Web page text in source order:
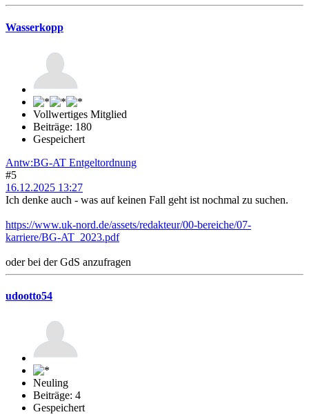
Wasserkopp
Vollwertiges Mitglied
Beiträge: 180
Gespeichert
Antw:BG-AT Entgeltordnung
#5
16.12.2025 13:27
Ich denke auch - was auf keinen Fall geht ist nochmal zu suchen.
https://www.uk-nord.de/assets/redakteur/00-bereiche/07-
karriere/BG-AT_2023.pdf
oder bei der GdS anzufragen
udootto54
Neuling
Beiträge: 4
Gespeichert